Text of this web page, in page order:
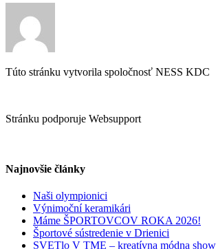
Túto stránku vytvorila spoločnosť NESS KDC
Stránku podporuje Websupport
Najnovšie články
Naši olympionici
Výnimoční keramikári
Máme ŠPORTOVCOV ROKA 2026!
Športové sústredenie v Drienici
SVETlo V TME – kreatívna módna show